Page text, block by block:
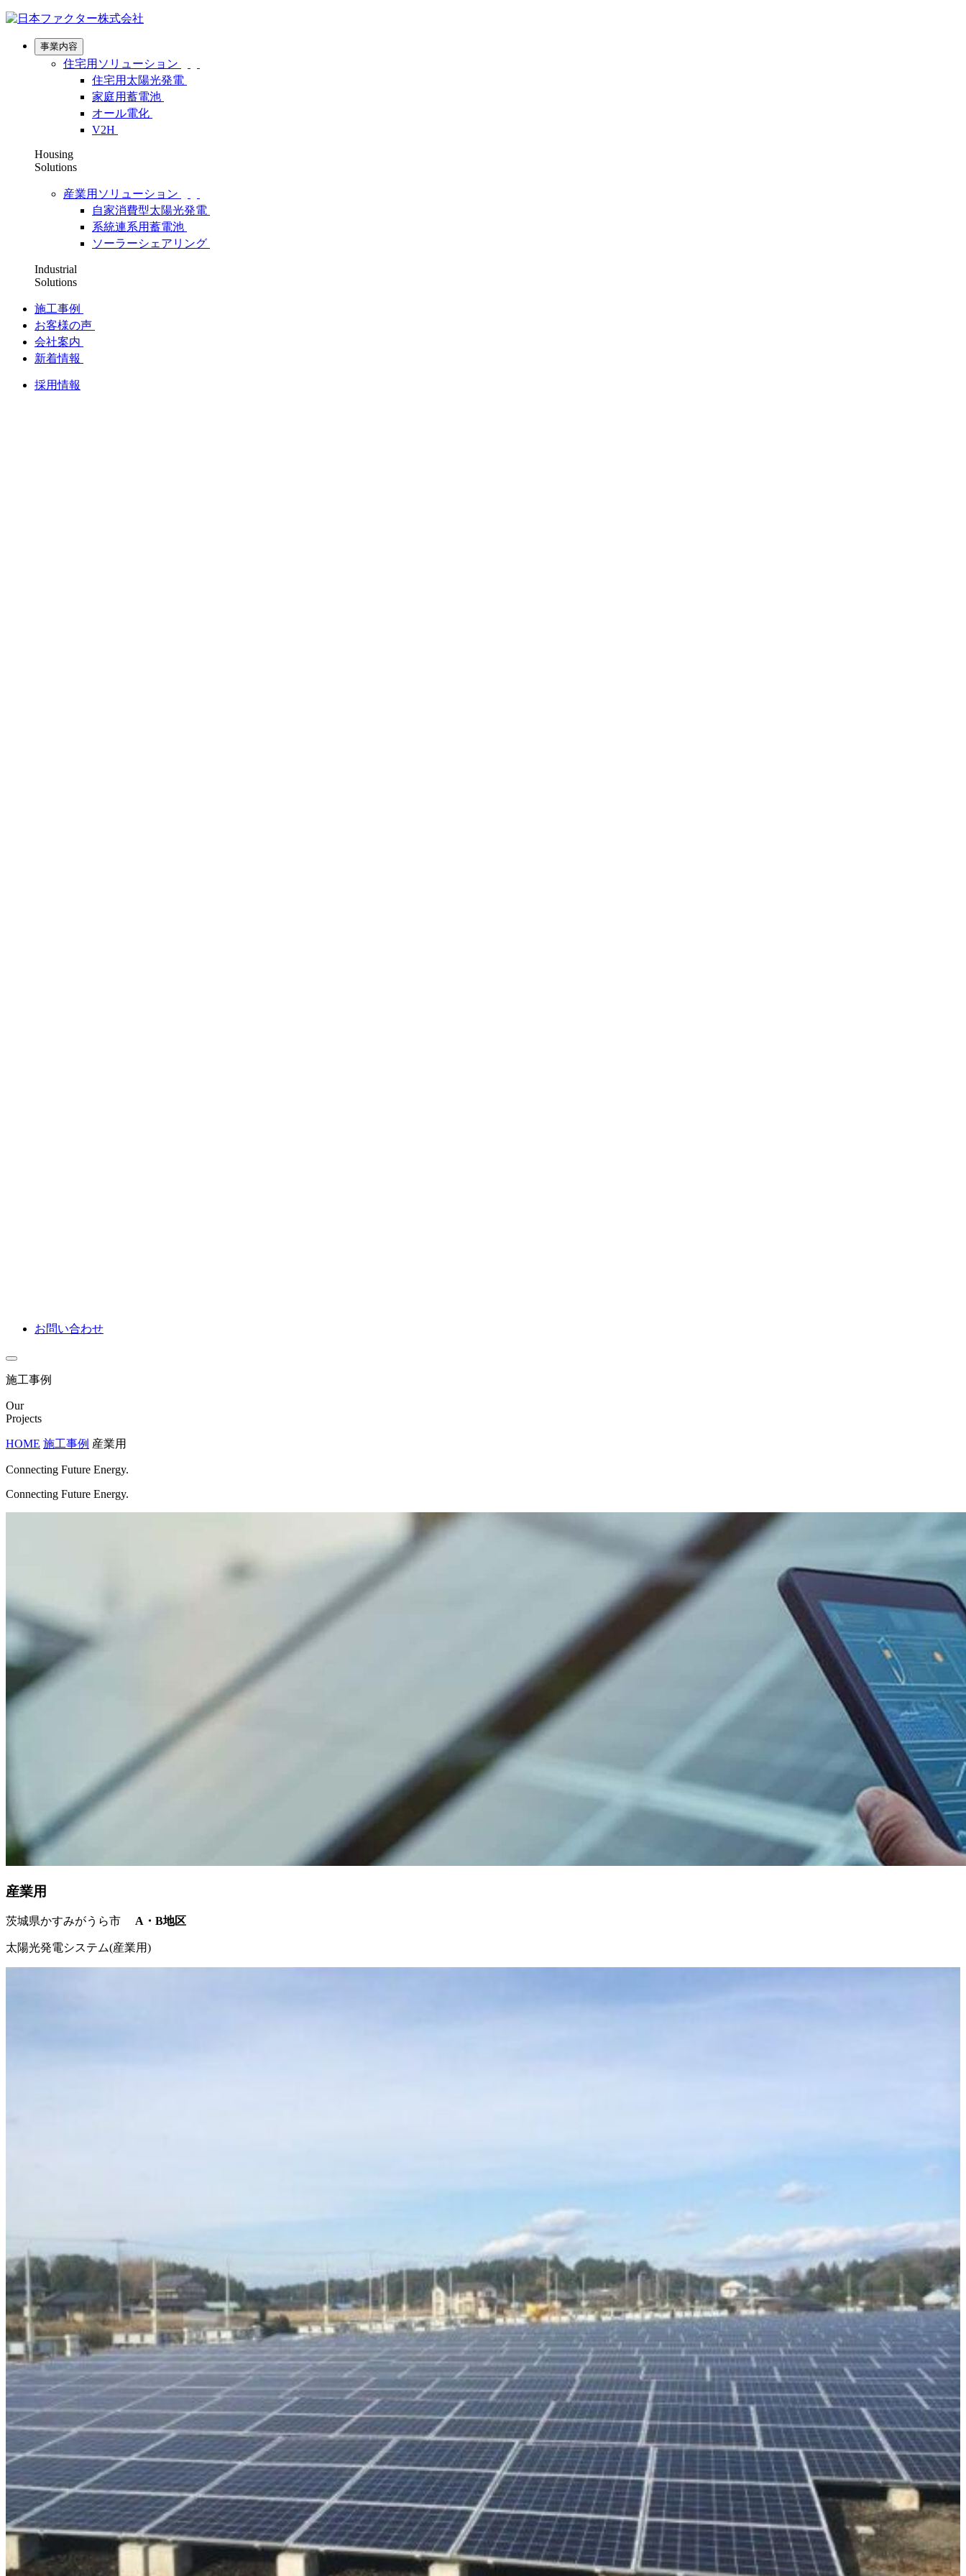
事業内容
住宅用ソリューション
住宅用太陽光発電
家庭用蓄電池
オール電化
V2H
Housing
Solutions
産業用ソリューション
自家消費型太陽光発電
系統連系用蓄電池
ソーラーシェアリング
Industrial
Solutions
施工事例
お客様の声
会社案内
新着情報
採用情報
お問い合わせ
施工事例
Our
Projects
HOME 施工事例 産業用
Connecting Future Energy.
Connecting Future Energy.
産業用
茨城県かすみがうら市 A・B地区
太陽光発電システム(産業用)